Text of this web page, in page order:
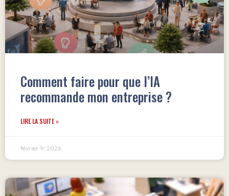
Comment faire pour que l’IA
recommande mon entreprise ?
LIRE LA SUITE »
février 9, 2026